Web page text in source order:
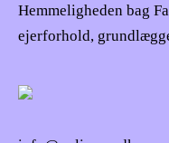
Hemmeligheden bag
ejerforhold,